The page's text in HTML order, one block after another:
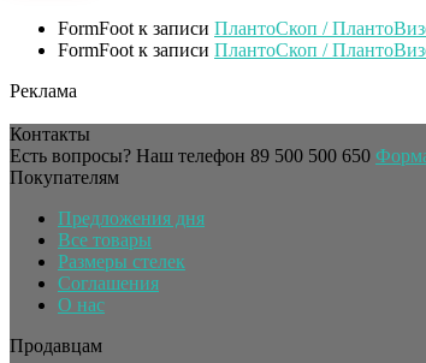
FormFoot к записи ПлантоСкоп /
FormFoot к записи ПлантоСкоп /
Реклама
Контакты
Есть вопросы? Наш телефон 89 500 500 650
Покупателям
Предложения дня
Все товары
Размеры стелек
Соглашения
О нас
Продавцам